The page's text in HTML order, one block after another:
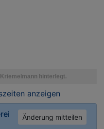
anzeigen
Änderung mitteilen